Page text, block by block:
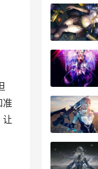
准
让